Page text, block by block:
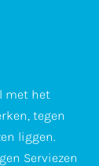
met het
tegen
liggen.
Serviezen